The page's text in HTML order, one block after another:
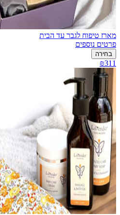
מארז טיפוח לגבר עד הבית
פרטים נוספים
בחירה
₪311